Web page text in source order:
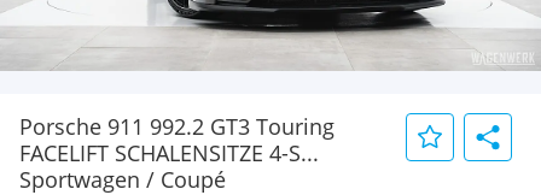
Porsche 911 992.2 GT3 Touring
FACELIFT SCHALENSITZE 4-S...
Sportwagen / Coupé